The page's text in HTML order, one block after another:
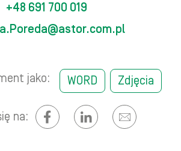
+48 691 700 019
jako: WORD Zdjęcia
na: